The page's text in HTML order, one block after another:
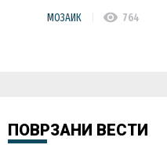
МОЗАИК visibility 764
ПОВРЗАНИ ВЕСТИ